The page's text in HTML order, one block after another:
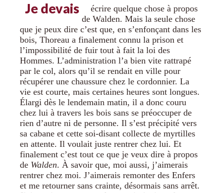
Je devais
écrire quelque chose à propos
de Walden. Mais la seule chose
que je peux dire c’est que, en s’enfonçant dans les
bois, Thoreau a finalement connu la prison et
l’impossibilité de fuir tout à fait la loi des
Hommes. L’administration l’a bien vite rattrapé
par le col, alors qu’il se rendait en ville pour
récupérer une chaussure chez le cordonnier. La
vie est courte, mais certaines heures sont longues.
Élargi dès le lendemain matin, il a donc couru
chez lui à travers les bois sans se préoccuper de
rien d’autre ni de personne. Il s’est précipité vers
sa cabane et cette soi-disant collecte de myrtilles
en attente. Il voulait juste rentrer chez lui. Et
finalement c’est tout ce que je veux dire à propos
de Walden. À savoir que, moi aussi, j’aimerais
rentrer chez moi. J’aimerais remonter des Enfers
et me retourner sans crainte, désormais sans arrêt.